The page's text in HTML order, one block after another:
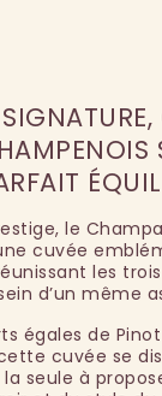
le
cuvée
les
d’un même
égales de
cuvée se
seule à